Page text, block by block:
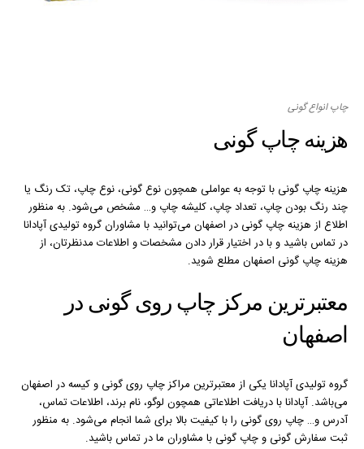
چاپ انواع گونی
هزینه چاپ گونی
هزینه چاپ گونی با توجه به عواملی همچون نوع گونی، نوع چاپ، تک رنگ یا
چند رنگ بودن چاپ، تعداد چاپ، کلیشه چاپ و… مشخص می‌شود. به منظور
اطلاع از هزینه چاپ گونی در اصفهان می‌توانید با مشاوران گروه تولیدی آپادانا
در تماس باشید و با در اختیار قرار دادن مشخصات و اطلاعات مدنظرتان، از
هزینه چاپ گونی اصفهان مطلع شوید.
معتبرترین مرکز چاپ روی گونی در
اصفهان
گروه تولیدی آپادانا یکی از معتبرترین مراکز چاپ روی گونی و کیسه در اصفهان
می‌باشد. آپادانا با دریافت اطلاعاتی همچون لوگو، نام برند، اطلاعات تماس،
آدرس و… چاپ روی گونی را با کیفیت بالا برای شما انجام می‌شود. به منظور
ثبت سفارش گونی و چاپ گونی با مشاوران ما در تماس باشید.